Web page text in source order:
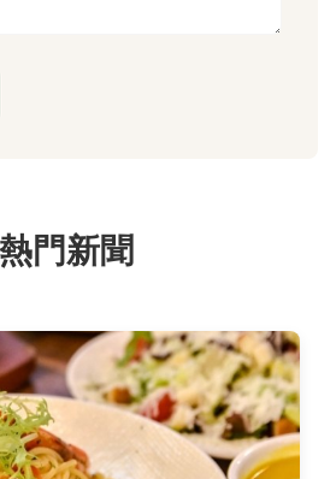
熱門新聞